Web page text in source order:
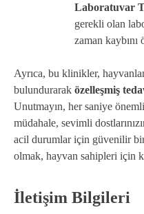
Laboratuvar
gerekli olan
zaman kaybını
Ayrıca, bu klinikler,
bulundurarak özelleşmiş
Unutmayın, her saniye
müdahale, sevimli
acil durumlar için güvenilir
olmak, hayvan sahipleri için
İletişim Bilgileri